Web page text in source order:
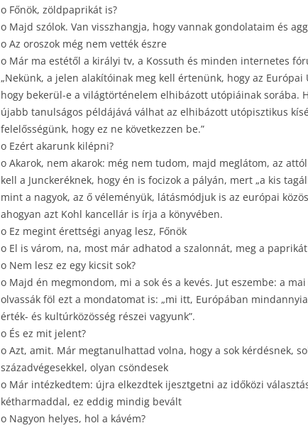
o Főnök, zöldpaprikát is?
o Majd szólok. Van visszhangja, hogy vannak gondolataim és
o Az oroszok még nem vették észre
o Már ma estétől a királyi tv, a Kossuth és minden internetes
„Nekünk, a jelen alakítóinak meg kell értenünk, hogy az Európai
hogy bekerül-e a világtörténelem elhibázott utópiáinak sorába.
újabb tanulságos példájává válhat az elhibázott utópisztikus
felelősségünk, hogy ez ne következzen be.”
o Ezért akarunk kilépni?
o Akarok, nem akarok: még nem tudom, majd meglátom, az
kell a Junckeréknek, hogy én is focizok a pályán, mert „a kis
mint a nagyok, az ő véleményük, látásmódjuk is az európai
ahogyan azt Kohl kancellár is írja a könyvében.
o Ez megint érettségi anyag lesz, Főnök
o El is várom, na, most már adhatod a szalonnát, meg a
o Nem lesz ez egy kicsit sok?
o Majd én megmondom, mi a sok és a kevés. Jut eszembe: a
olvassák föl ezt a mondatomat is: „mi itt, Európában
érték- és kultúrközösség részei vagyunk”.
o És ez mit jelent?
o Azt, amit. Már megtanulhattad volna, hogy a sok kérdésnek,
századvégesekkel, olyan csöndesek
o Már intézkedtem: újra elkezdtek ijesztgetni az időközi
kétharmaddal, ez eddig mindig bevált
o Nagyon helyes, hol a kávém?